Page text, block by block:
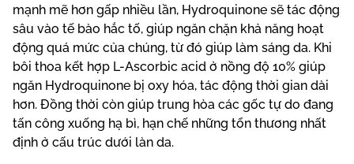
mạnh mẽ hơn gấp nhiều lần, Hydroquinone sẽ tác động
sâu vào tế bào hắc tố, giúp ngăn chặn khả năng hoạt
động quá mức của chúng, từ đó giúp làm sáng da. Khi
bôi thoa kết hợp L-Ascorbic acid ở nồng độ 10% giúp
ngăn Hydroquinone bị oxy hóa, tác động thời gian dài
hơn. Đồng thời còn giúp trung hòa các gốc tự do đang
tấn công xuống hạ bì, hạn chế những tổn thương nhất
định ở cấu trúc dưới làn da.